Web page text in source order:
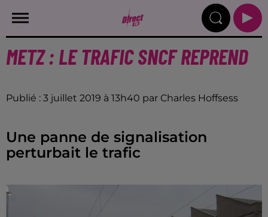
METZ : LE TRAFIC SNCF REPREND
Publié : 3 juillet 2019 à 13h40 par Charles Hoffsess
Une panne de signalisation
perturbait le trafic